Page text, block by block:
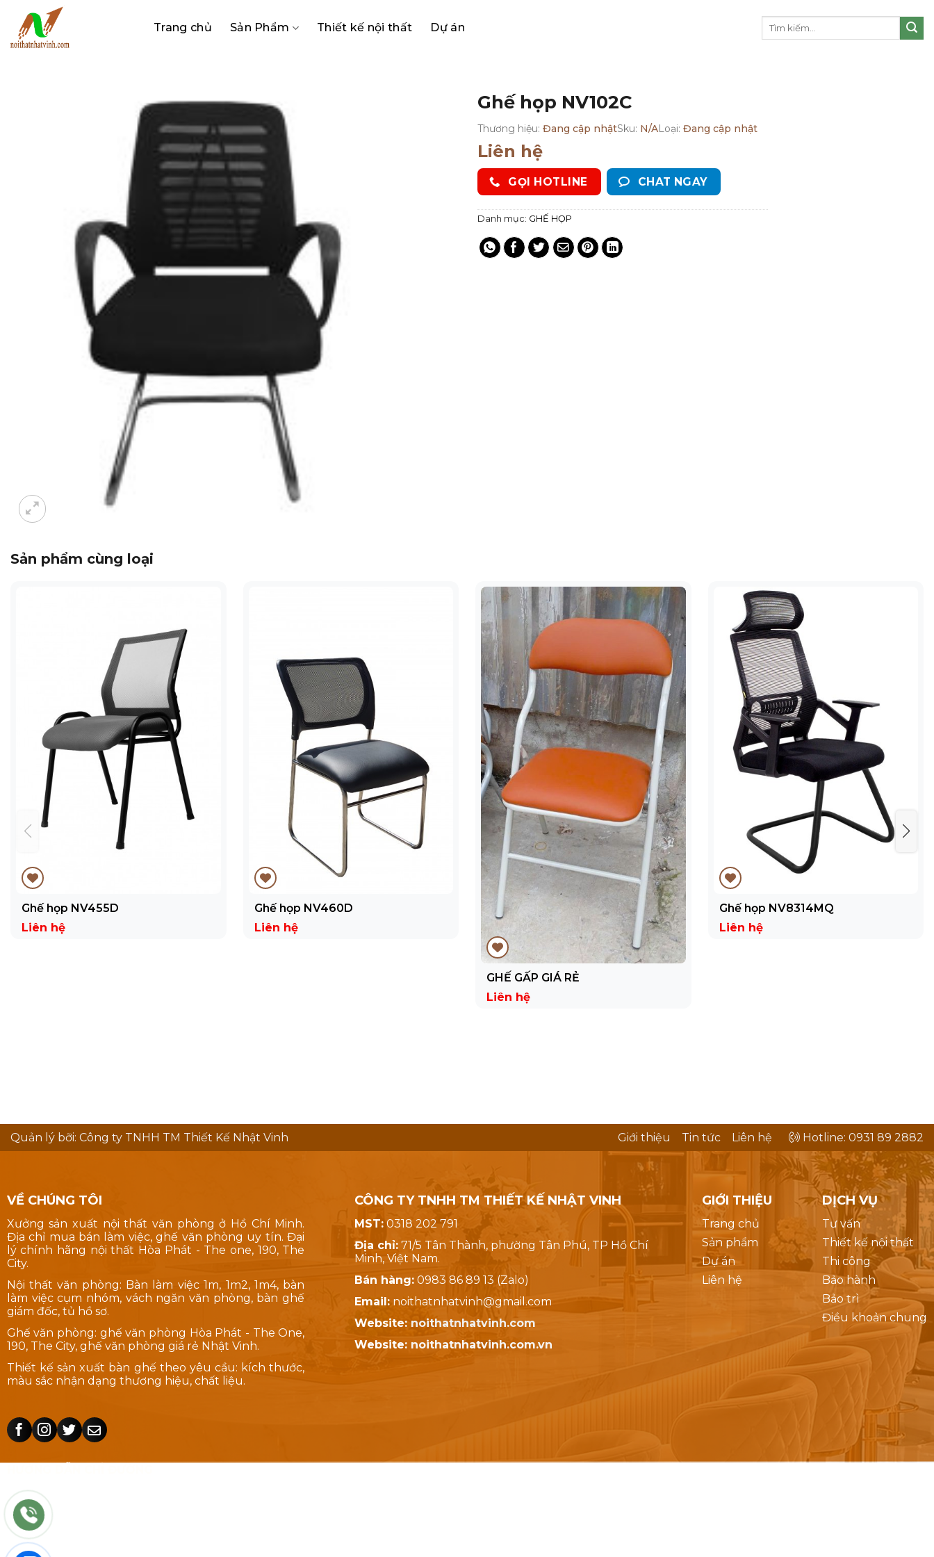
dung
Trang chủ Sản Phẩm Thiết kế nội thất Dự án
kiếm:
Ghế họp NV102C
Thương hiệu: Đang cập nhậtSku: N/ALoại: Đang cập nhật
Liên hệ
GỌI HOTLINE CHAT NGAY
Danh mục: GHẾ HỌP
Sản phẩm cùng loại
Ghế họp NV455D
Liên hệ
Ghế họp NV460D
Liên hệ
GHẾ GẤP GIÁ RẺ
Liên hệ
Ghế họp NV8314MQ
Liên hệ
Quản lý bỡi: Công ty TNHH TM Thiết Kế Nhật Vinh Giới thiệu Tin tức Liên hệ Hotline: 0931 89 2882
VỀ CHÚNG TÔI
Xưởng sản xuất nội thất văn phòng ở Hồ Chí Minh.
Địa chỉ mua bán làm việc, ghế văn phòng uy tín. Đại
lý chính hãng nội thất Hòa Phát - The one, 190, The
City.
Nội thất văn phòng: Bàn làm việc 1m, 1m2, 1m4, bàn
làm việc cụm nhóm, vách ngăn văn phòng, bàn ghế
giám đốc, tủ hồ sơ.
Ghế văn phòng: ghế văn phòng Hòa Phát - The One,
190, The City, ghế văn phòng giá rẻ Nhật Vinh.
Thiết kế sản xuất bàn ghế theo yêu cầu: kích thước,
màu sắc nhận dạng thương hiệu, chất liệu.
CÔNG TY TNHH TM THIẾT KẾ NHẬT VINH
MST: 0318 202 791
Địa chỉ: 71/5 Tân Thành, phường Tân Phú, TP Hồ Chí
Minh, Việt Nam.
Bán hàng: 0983 86 89 13 (Zalo)
Email: noithatnhatvinh@gmail.com
Website: noithatnhatvinh.com
Website: noithatnhatvinh.com.vn
GIỚI THIỆU
Trang chủ
Sản phẩm
Dự án
Liên hệ
DỊCH VỤ
Tư vấn
Thiết kế nội thất
Thi công
Bảo hành
Bảo trì
Điều khoản chung